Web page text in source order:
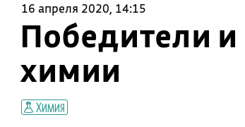
16 апреля 2020, 14:15
Победители
химии
Химия